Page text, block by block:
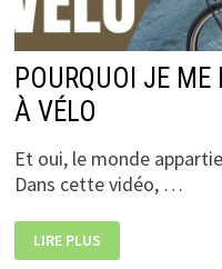
POURQUOI JE ME
À VÉLO
Et oui, le monde
Dans cette vidéo, …
POURQUOI
JE
ME
LIRE PLUS